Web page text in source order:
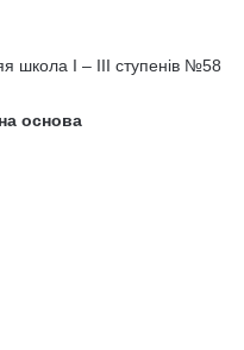
школа І – ІІІ ступенів №58
основа